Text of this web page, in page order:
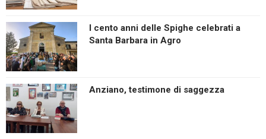
I cento anni delle Spighe celebrati a
Santa Barbara in Agro
Anziano, testimone di saggezza